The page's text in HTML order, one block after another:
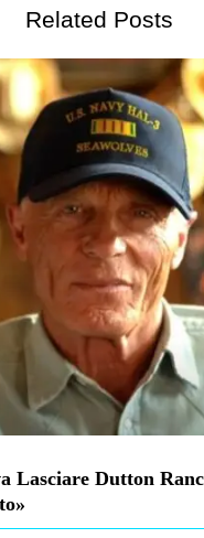
Related Posts
Lasciare Dutton